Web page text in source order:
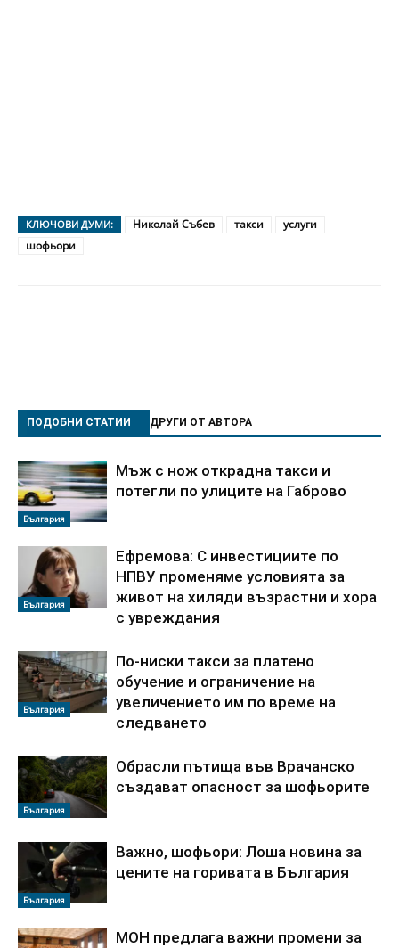
КЛЮЧОВИ ДУМИ: Николай Събев такси
услуги
шофьори
ПОДОБНИ СТАТИИ ДРУГИ ОТ АВТОРА
България
Мъж с нож открадна такси и
потегли по улиците на Габрово
България
Ефремова: С инвестициите по
НПВУ променяме условията за
живот на хиляди възрастни и хора
с увреждания
България
По-ниски такси за платено
обучение и ограничение на
увеличението им по време на
следването
България
Обрасли пътища във Врачанско
създават опасност за шофьорите
България
Важно, шофьори: Лоша новина за
цените на горивата в България
МОН предлага важни промени за